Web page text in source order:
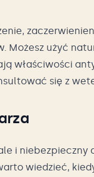
Możesz użyć
właściwości
się z
i niebezpieczny
wiedzieć,